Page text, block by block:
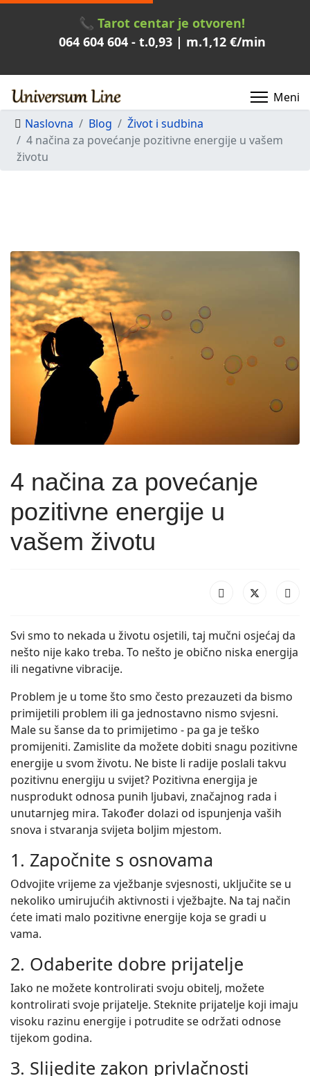
📞 Tarot centar je otvoren!
064 604 604- t.0,93| m.1,12€/min
Naslovna Blog
Život i sudbina
4 načina za povećanje pozitivne energije u vašem
životu
4 načina za povećanje
pozitivne energije u
vašem životu
Svi smo to nekada u životu osjetili, taj mučni osjećaj da
nešto nije kako treba. To nešto je obično niska energija
ili negativne vibracije.
Problem je u tome što smo često prezauzeti da bismo
primijetili problem ili ga jednostavno nismo svjesni.
Male su šanse da to primijetimo - pa ga je teško
promijeniti. Zamislite da možete dobiti snagu pozitivne
energije u svom životu. Ne biste li radije poslali takvu
pozitivnu energiju u svijet? Pozitivna energija je
nusprodukt odnosa punih ljubavi, značajnog rada i
unutarnjeg mira. Također dolazi od ispunjenja vaših
snova i stvaranja svijeta boljim mjestom.
1. Započnite s osnovama
Odvojite vrijeme za vježbanje svjesnosti, uključite se u
nekoliko umirujućih aktivnosti i vježbajte. Na taj način
ćete imati malo pozitivne energije koja se gradi u
vama.
2. Odaberite dobre prijatelje
Iako ne možete kontrolirati svoju obitelj, možete
kontrolirati svoje prijatelje. Steknite prijatelje koji imaju
visoku razinu energije i potrudite se održati odnose
tijekom godina.
3. Slijedite zakon privlačnosti